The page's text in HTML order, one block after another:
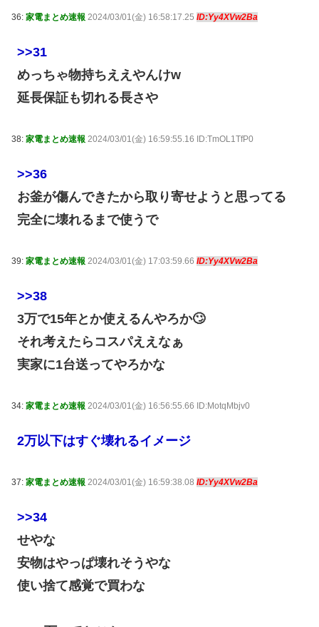
36: 家電まとめ速報 2024/03/01(金) 16:58:17.25 ID:Yy4XVw2Ba
>>31
めっちゃ物持ちええやんけw
延長保証も切れる長さや
38: 家電まとめ速報 2024/03/01(金) 16:59:55.16 ID:TmOL1TfP0
>>36
お釜が傷んできたから取り寄せようと思ってる
完全に壊れるまで使うで
39: 家電まとめ速報 2024/03/01(金) 17:03:59.66 ID:Yy4XVw2Ba
>>38
3万で15年とか使えるんやろか🙄
それ考えたらコスパええなぁ
実家に1台送ってやろかな
34: 家電まとめ速報 2024/03/01(金) 16:56:55.66 ID:MotqMbjv0
2万以下はすぐ壊れるイメージ
37: 家電まとめ速報 2024/03/01(金) 16:59:38.08 ID:Yy4XVw2Ba
>>34
せやな
安物はやっぱ壊れそうやな
使い捨て感覚で買わな